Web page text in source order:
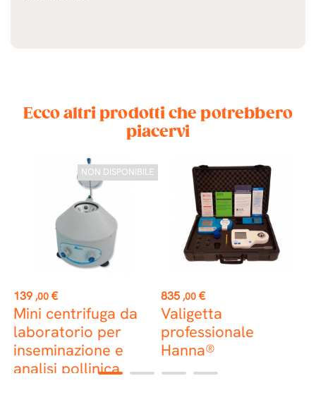
Ecco altri prodotti che potrebbero
piacervi
NON DISPONIBILE
Prezzo
139 ,00 €
Mini centrifuga da
laboratorio per
inseminazione e
analisi pollinica
Prezzo
835 ,00 €
Valigetta
professionale
Hanna®
1 2 3 4